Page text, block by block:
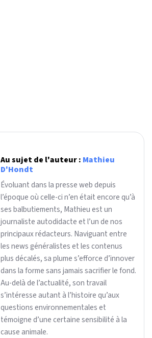
Au sujet de l'auteur : Mathieu
D'Hondt
Évoluant dans la presse web depuis
l’époque où celle-ci n’en était encore qu’à
ses balbutiements, Mathieu est un
journaliste autodidacte et l’un de nos
principaux rédacteurs. Naviguant entre
les news généralistes et les contenus
plus décalés, sa plume s’efforce d’innover
dans la forme sans jamais sacrifier le fond.
Au-delà de l’actualité, son travail
s’intéresse autant à l’histoire qu’aux
questions environnementales et
témoigne d’une certaine sensibilité à la
cause animale.